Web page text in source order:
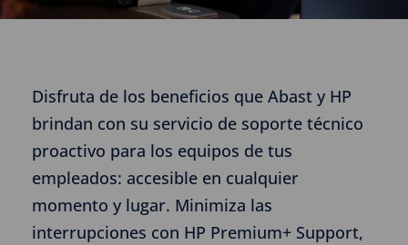
Disfruta de los beneficios que Abast y HP
brindan con su servicio de soporte técnico
proactivo para los equipos de tus
empleados: accesible en cualquier
momento y lugar. Minimiza las
interrupciones con HP Premium+ Support,